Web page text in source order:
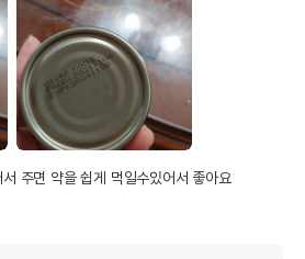
주면 약을 쉽게 먹일수있어서 좋아요